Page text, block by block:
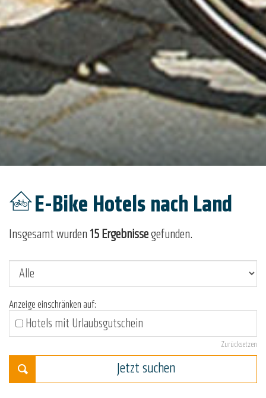
E-Bike Hotels nach Land
Insgesamt wurden15 Ergebnissegefunden.
Anzeige einschränken auf:
Hotels mit Urlaubsgutschein
Zurücksetzen
Jetzt suchen